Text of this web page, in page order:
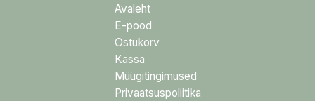
Avaleht
E-pood
Ostukorv
Kassa
Müügitingimused
Privaatsuspoliitika